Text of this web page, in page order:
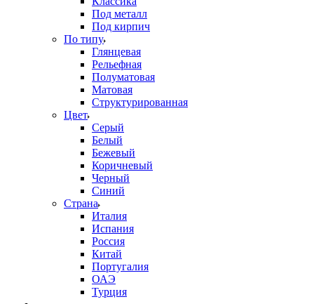
Под металл
Под кирпич
По типу
Глянцевая
Рельефная
Полуматовая
Матовая
Структурированная
Цвет
Серый
Белый
Бежевый
Коричневый
Черный
Синий
Страна
Италия
Испания
Россия
Китай
Португалия
ОАЭ
Турция